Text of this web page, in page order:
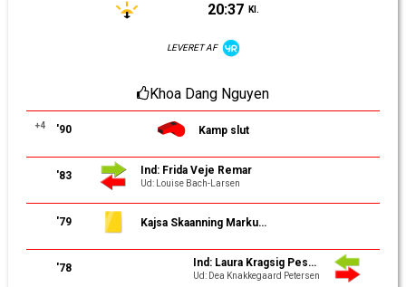
20:37 Kl.
LEVERET AF
Khoa Dang Nguyen
'90
+4 Kamp slut
'83 Ind: Frida Veje Remar
Ud: Louise Bach-Larsen
'79 Kajsa Skaanning Markussen
'78 Ind: Laura Kragsig Peschardt Guldager
Ud: Dea Knakkegaard Petersen